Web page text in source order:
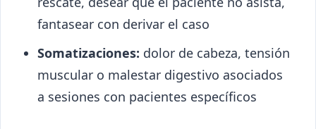
fantasear con derivar el caso
Somatizaciones: dolor de cabeza, tensión
muscular o malestar digestivo asociados
a sesiones con pacientes específicos